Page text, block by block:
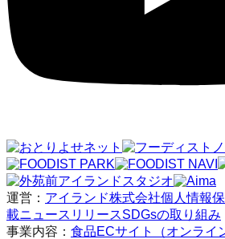
運営： アイランド株式会社個人情報
載ニュースリリースSDGsの取り組み
事業内容： 食品ECサイト（オンライ